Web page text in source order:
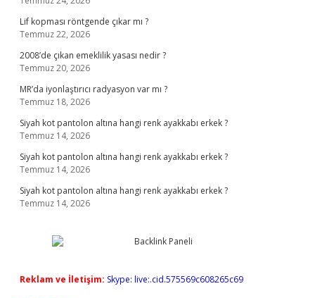
Lif kopması röntgende çıkar mı ?
Temmuz 22, 2026
2008’de çıkan emeklilik yasası nedir ?
Temmuz 20, 2026
MR’da iyonlaştırıcı radyasyon var mı ?
Temmuz 18, 2026
Siyah kot pantolon altına hangi renk ayakkabı erkek ?
Temmuz 14, 2026
Siyah kot pantolon altına hangi renk ayakkabı erkek ?
Temmuz 14, 2026
Siyah kot pantolon altına hangi renk ayakkabı erkek ?
Temmuz 14, 2026
Reklam ve İletişim: Skype: live:.cid.575569c608265c69